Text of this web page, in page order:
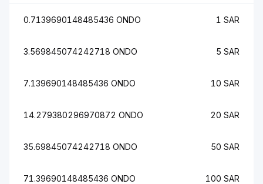
0.7139690148485436 ONDO 1 SAR
3.569845074242718 ONDO 5 SAR
7.139690148485436 ONDO 10 SAR
14.279380296970872 ONDO 20 SAR
35.69845074242718 ONDO 50 SAR
71.39690148485436 ONDO 100 SAR